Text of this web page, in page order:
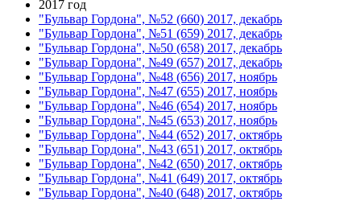
2017 год
"Бульвар Гордона", №52 (660) 2017, декабрь
"Бульвар Гордона", №51 (659) 2017, декабрь
"Бульвар Гордона", №50 (658) 2017, декабрь
"Бульвар Гордона", №49 (657) 2017, декабрь
"Бульвар Гордона", №48 (656) 2017, ноябрь
"Бульвар Гордона", №47 (655) 2017, ноябрь
"Бульвар Гордона", №46 (654) 2017, ноябрь
"Бульвар Гордона", №45 (653) 2017, ноябрь
"Бульвар Гордона", №44 (652) 2017, октябрь
"Бульвар Гордона", №43 (651) 2017, октябрь
"Бульвар Гордона", №42 (650) 2017, октябрь
"Бульвар Гордона", №41 (649) 2017, октябрь
"Бульвар Гордона", №40 (648) 2017, октябрь